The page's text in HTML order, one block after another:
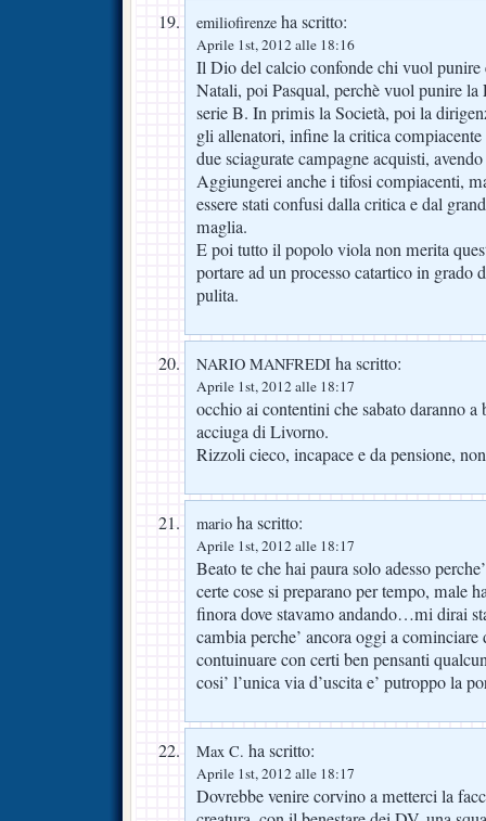
emiliofirenze ha scritto:
Aprile 1st, 2012 alle 18:16
Il Dio del calcio confonde chi vuol
Natali, poi Pasqual, perchè vuol punire
serie B. In primis la Società, poi la
gli allenatori, infine la critica
due sciagurate campagne acquisti,
Aggiungerei anche i tifosi compiacenti,
essere stati confusi dalla critica e dal
maglia.
E poi tutto il popolo viola non merita
portare ad un processo catartico in grado
pulita.
NARIO MANFREDI ha scritto:
Aprile 1st, 2012 alle 18:17
occhio ai contentini che sabato daranno a
acciuga di Livorno.
Rizzoli cieco, incapace e da pensione,
mario ha scritto:
Aprile 1st, 2012 alle 18:17
Beato te che hai paura solo adesso
certe cose si preparano per tempo, male
finora dove stavamo andando…mi dirai
cambia perche’ ancora oggi a cominciare
contuinuare con certi ben pensanti
cosi’ l’unica via d’uscita e’ putroppo la
Max C. ha scritto:
Aprile 1st, 2012 alle 18:17
Dovrebbe venire corvino a metterci la